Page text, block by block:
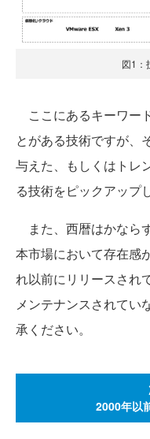
図1：
ここにあるキーワー
とがある技術ですが、
与えた、もしくはトレ
る技術をピックアップ
また、西暦はかなら
本市場において存在感
れ以前にリリースされ
メンテナンスされてい
承ください。
2000年以